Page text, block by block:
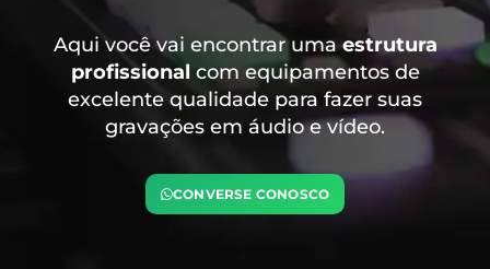
Aqui você vai encontrar uma estrutura
profissional com equipamentos de
excelente qualidade para fazer suas
gravações em áudio e vídeo.
CONVERSE CONOSCO